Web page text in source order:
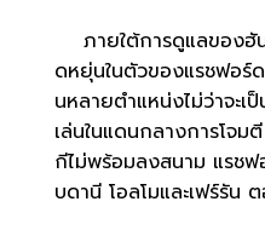
ภายใต้การดูแลของฮั
ดหยุ่นในตัวของแรชฟอร์ด
นหลายตำแหน่งไม่ว่าจะเ
เล่นในแดนกลางการโจม
กีไม่พร้อมลงสนาม แรชฟ
บดานี โอลโมและเฟร์รัน ต